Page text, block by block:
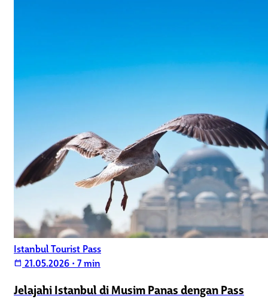
Istanbul Tourist Pass
calendar_today 21.05.2026 • 7 min
Jelajahi Istanbul di Musim Panas dengan Pass